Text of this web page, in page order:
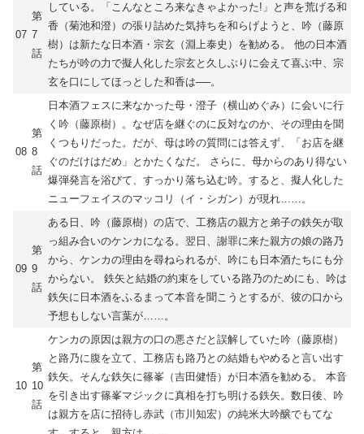
07
第
7
話
している。「こんなところ来なきゃよかった!」と声を荒げる和
香（菊池和澄）の張り詰めた気持ちを和らげようと、吟（藤原
樹）は新たな日本酒・宗玄（淵上泰史）を勧める。 他の日本酒
たちが吟の力で擬人化した宗玄と久しぶりに会えて喜ぶ中、宗
玄を口にしてほっとした和香は──。
08
第
8
話
日本酒フェスに来なかった母・澄子（横山めぐみ）に会いに行
く吟（藤原樹）。なぜ店を継ぐのに反対なのか、その理由を聞
くつもりだった。だが、母は吟の質問には答えず、「お店を継
ぐのだけはだめ」とかたくなだ。 さらに、母からのあり得ない
爆弾発言を浴びて、すっかり落ち込む吟。すると、擬人化した
ニューフェイスのマッコリ（イ・シガン）が現れ……。
09
第
9
話
ある日、吟（藤原樹）の店で、工務店の親方と弟子の鉄矢が取
っ組み合いのケンカになる。翌日、謝罪に来た親方の娘の路乃
から、ケンカの理由を尋ねられるが、吟にも日本酒たちにも分
からない。 鉄矢と結婚の約束をしている路乃のためにも、吟は
鉄矢に日本酒をふるまって本音を聞こうとするが、彼の口から
予想もしない言葉が……。
10
第
10
話
ケンカの原因は親方の口の悪さだと誤解していた吟（藤原樹）
と路乃に腹を立て、工務店も路乃との結婚もやめると言い出す
鉄矢。そんな鉄矢に篠峯（吉田健悟）が日本酒を勧める。 本音
を引き出す篠峯マジックに真相を打ち明ける鉄矢。数日後、吟
は親方を店に招待し赤武（市川知宏）の純米大吟醸でもてな